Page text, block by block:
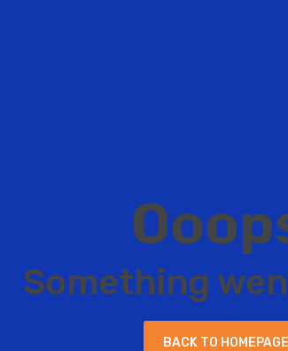
Ooop
Something wen
BACK TO HOM EPAG E